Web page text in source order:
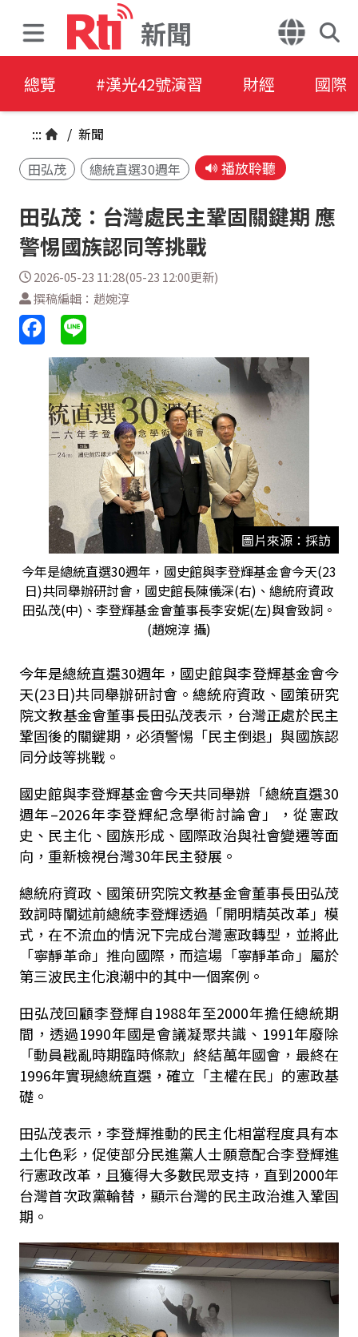
新聞
總覽 #漢光42號演習 財經 國際
::: / 新聞
田弘茂
總統直選30週年 播放聆聽
田弘茂：台灣處民主鞏固關鍵期 應
警惕國族認同等挑戰
2026-05-23 11:28(05-23 12:00更新)
撰稿編輯：趙婉淳
圖片來源：採訪
今年是總統直選30週年，國史館與李登輝基金會今天(23
日)共同舉辦研討會，國史館長陳儀深(右)、總統府資政
田弘茂(中)、李登輝基金會董事長李安妮(左)與會致詞。
(趙婉淳 攝)
今年是總統直選30週年，國史館與李登輝基金會今
天(23日)共同舉辦研討會。總統府資政、國策研究
院文教基金會董事長田弘茂表示，台灣正處於民主
鞏固後的關鍵期，必須警惕「民主倒退」與國族認
同分歧等挑戰。
國史館與李登輝基金會今天共同舉辦「總統直選30
週年–2026年李登輝紀念學術討論會」，從憲政
史、民主化、國族形成、國際政治與社會變遷等面
向，重新檢視台灣30年民主發展。
總統府資政、國策研究院文教基金會董事長田弘茂
致詞時闡述前總統李登輝透過「開明精英改革」模
式，在不流血的情況下完成台灣憲政轉型，並將此
「寧靜革命」推向國際，而這場「寧靜革命」屬於
第三波民主化浪潮中的其中一個案例。
田弘茂回顧李登輝自1988年至2000年擔任總統期
間，透過1990年國是會議凝聚共識、1991年廢除
「動員戡亂時期臨時條款」終結萬年國會，最終在
1996年實現總統直選，確立「主權在民」的憲政基
礎。
田弘茂表示，李登輝推動的民主化相當程度具有本
土化色彩，促使部分民進黨人士願意配合李登輝進
行憲政改革，且獲得大多數民眾支持，直到2000年
台灣首次政黨輪替，顯示台灣的民主政治進入鞏固
期。